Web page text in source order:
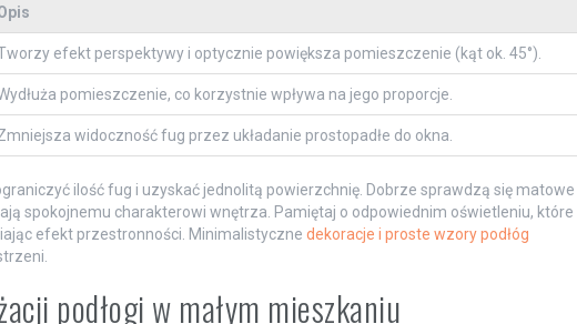
efekt perspektywy i optycznie powiększa pomieszczenie (kąt ok. 45°).
pomieszczenie, co korzystnie wpływa na jego proporcje.
widoczność fug przez układanie prostopadłe do okna.
ilość fug i uzyskać jednolitą powierzchnię. Dobrze sprawdzą się matowe
spokojnemu charakterowi wnętrza. Pamiętaj o odpowiednim oświetleniu, które
efekt przestronności. Minimalistyczne dekoracje i proste wzory podłóg
podłogi w małym mieszkaniu